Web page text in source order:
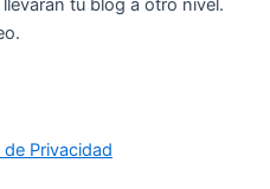
tu blog a otro nivel.
de Privacidad